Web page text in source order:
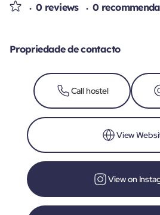
0 reviews 0
Propriedade de contacto
Call hostel
View
View on